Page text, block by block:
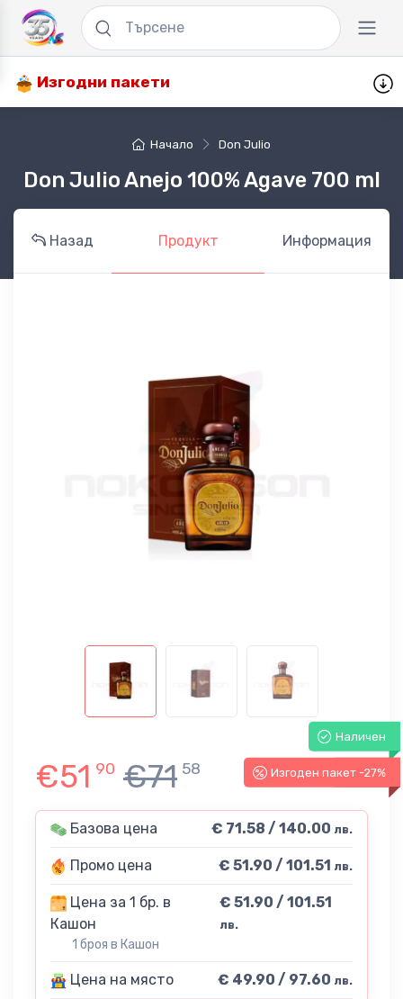
Изгодни пакети
Начало Don Julio
Don Julio Anejo 100% Agave 700 ml
Назад Продукт Информация
Наличен
-27%
Изгоден пакет -27%
€51 90 €71 58
Базова цена € 71.58 / 140.00 лв.
Промо цена € 51.90 / 101.51 лв.
Цена за 1 бр. в
Кашон
1 броя в Кашон
€ 51.90 / 101.51
лв.
Цена на място € 49.90 / 97.60 лв.